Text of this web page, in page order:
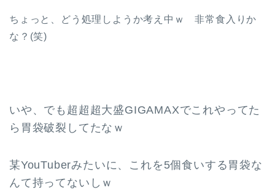
ちょっと、どう処理しようか考え中ｗ 非常食入りか
な？(笑)
いや、でも超超超大盛GIGAMAXでこれやってた
ら胃袋破裂してたなｗ
某YouTuberみたいに、これを5個食いする胃袋な
んて持ってないしｗ